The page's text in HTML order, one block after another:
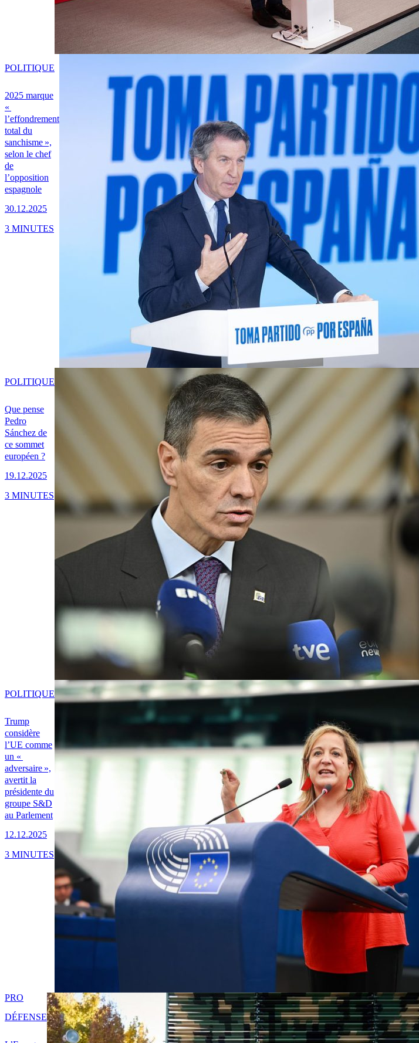
2025 marque
«
l’effondrement
total du
sanchisme »,
selon le chef
de
l’opposition
espagnole
30.12.2025
POLITIQUE
3 MINUTES
Que pense
Pedro
Sánchez de
ce sommet
européen ?
19.12.2025
POLITIQUE
3 MINUTES
Trump
considère
l’UE comme
un «
adversaire »,
avertit la
présidente du
groupe S&D
au Parlement
12.12.2025
POLITIQUE
3 MINUTES
PRO
DÉFENSE